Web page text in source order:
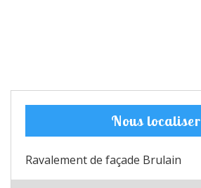
Nous localiser
Ravalement de façade Brulain